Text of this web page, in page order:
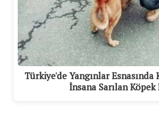
Türkiye'de Yangınlar Esnasında
İnsana Sarılan Köpek